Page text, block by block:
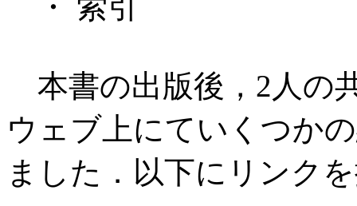
本書の出版後，2人の
ウェブ上にていくつか
ました．以下にリンク